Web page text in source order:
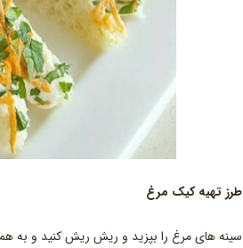
طرز تهیه کیک مرغ
سینه های مرغ را بپزید و ریش ریش کنید و به